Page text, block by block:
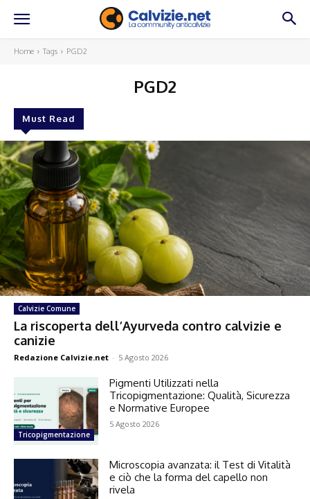
Home Tags PGD2
PGD2
Must Read
Calvizie Comune
La riscoperta dell’Ayurveda contro calvizie e
canizie
Redazione Calvizie.net - 5 Agosto 2026
Tricopigmentazione
Pigmenti Utilizzati nella
Tricopigmentazione: Qualità, Sicurezza
e Normative Europee
5 Agosto 2026
Microscopia avanzata: il Test di Vitalità
e ciò che la forma del capello non
rivela